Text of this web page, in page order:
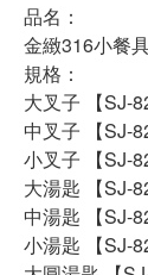
品名：
金緻316小餐
規格：
大叉子 【SJ-
中叉子 【SJ-
小叉子 【SJ-
大湯匙 【SJ-
中湯匙 【SJ-
小湯匙 【SJ-